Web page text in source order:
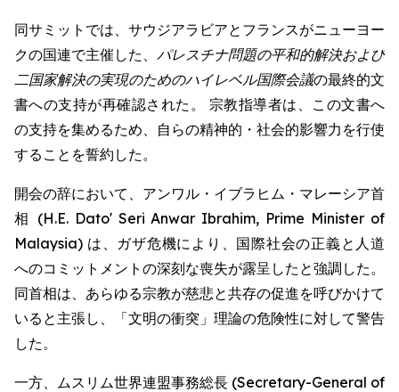
同サミットでは、サウジアラビアとフランスがニューヨー
クの国連で主催した、 パレスチナ問題の平和的解決および
二国家解決の実現のためのハイレベル国際会議の最終的文
書への支持が再確認された。 宗教指導者は、この文書へ
の支持を集めるため、自らの精神的・社会的影響力を行使
することを誓約した。
開会の辞において、アンワル・イブラヒム・マレーシア首
相 (H.E. Dato' Seri Anwar Ibrahim, Prime Minister of
Malaysia) は、ガザ危機により、国際社会の正義と人道
へのコミットメントの深刻な喪失が露呈したと強調した。
同首相は、あらゆる宗教が慈悲と共存の促進を呼びかけて
いると主張し、「文明の衝突」理論の危険性に対して警告
した。
一方、ムスリム世界連盟事務総長 (Secretary-General of